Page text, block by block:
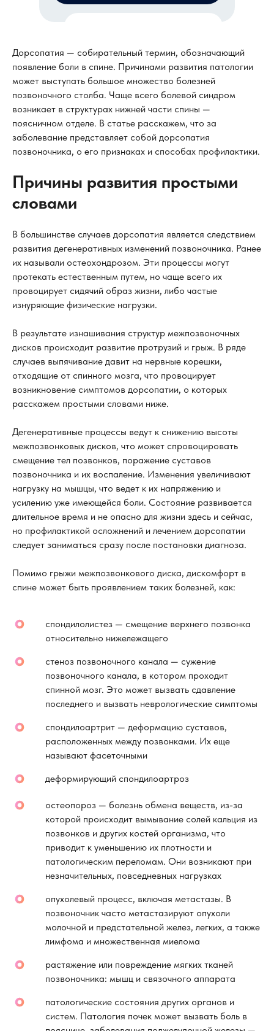
Дорсопатия — собирательный термин, обозначающий
появление боли в спине. Причинами развития патологии
может выступать большое множество болезней
позвоночного столба. Чаще всего болевой синдром
возникает в структурах нижней части спины —
поясничном отделе. В статье расскажем, что за
заболевание представляет собой дорсопатия
позвоночника, о его признаках и способах профилактики.
Причины развития простыми
словами
В большинстве случаев дорсопатия является следствием
развития дегенеративных изменений позвоночника. Ранее
их называли остеохондрозом. Эти процессы могут
протекать естественным путем, но чаще всего их
провоцирует сидячий образ жизни, либо частые
изнуряющие физические нагрузки.
В результате изнашивания структур межпозвоночных
дисков происходит развитие протрузий и грыж. В ряде
случаев выпячивание давит на нервные корешки,
отходящие от спинного мозга, что провоцирует
возникновение симптомов дорсопатии, о которых
расскажем простыми словами ниже.
Дегенеративные процессы ведут к снижению высоты
межпозвонковых дисков, что может спровоцировать
смещение тел позвонков, поражение суставов
позвоночника и их воспаление. Изменения увеличивают
нагрузку на мышцы, что ведет к их напряжению и
усилению уже имеющейся боли. Состояние развивается
длительное время и не опасно для жизни здесь и сейчас,
но профилактикой осложнений и лечением дорсопатии
следует заниматься сразу после постановки диагноза.
Помимо грыжи межпозвонкового диска, дискомфорт в
спине может быть проявлением таких болезней, как:
спондилолистез — смещение верхнего позвонка
относительно нижележащего
стеноз позвоночного канала — сужение
позвоночного канала, в котором проходит
спинной мозг. Это может вызвать сдавление
последнего и вызвать неврологические симптомы
спондилоартрит — деформацию суставов,
расположенных между позвонками. Их еще
называют фасеточными
деформирующий спондилоартроз
остеопороз — болезнь обмена веществ, из-за
которой происходит вымывание солей кальция из
позвонков и других костей организма, что
приводит к уменьшению их плотности и
патологическим переломам. Они возникают при
незначительных, повседневных нагрузках
опухолевый процесс, включая метастазы. В
позвоночник часто метастазируют опухоли
молочной и предстательной желез, легких, а также
лимфома и множественная миелома
растяжение или повреждение мягких тканей
позвоночника: мышц и связочного аппарата
патологические состояния других органов и
систем. Патология почек может вызвать боль в